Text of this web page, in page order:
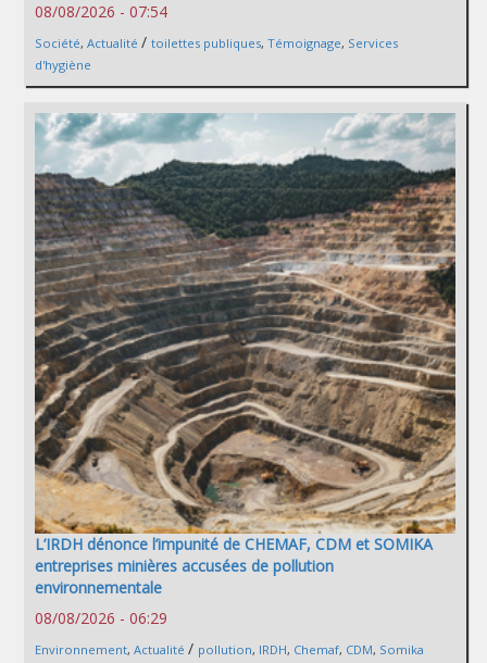
08/08/2026 - 07:54
Société, Actualité / toilettes publiques, Témoignage, Services
d'hygiène
L’IRDH dénonce l’impunité de CHEMAF, CDM et SOMIKA
entreprises minières accusées de pollution
environnementale
08/08/2026 - 06:29
Environnement, Actualité / pollution, IRDH, Chemaf, CDM, Somika